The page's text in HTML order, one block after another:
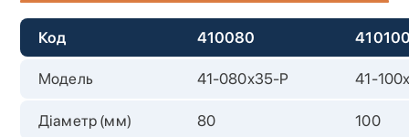
Код 410080
Модель 41-080х35-P 41-
Діаметр (мм) 80 100